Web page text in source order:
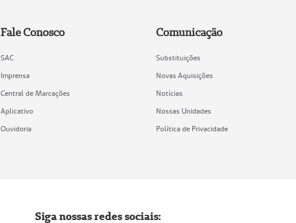
Fale Conosco
SAC
Imprensa
Central de Marcações
Aplicativo
Ouvidoria
Comunicação
Substituições
Novas Aquisições
Notícias
Nossas Unidades
Política de Privacidade
Siga nossas redes sociais: